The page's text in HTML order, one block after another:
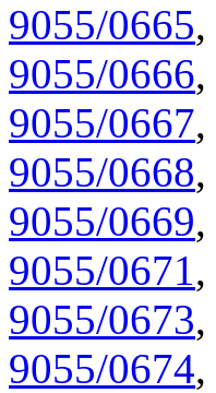
9055/0665,
9055/0666,
9055/0667,
9055/0668,
9055/0669,
9055/0671,
9055/0673,
9055/0674,